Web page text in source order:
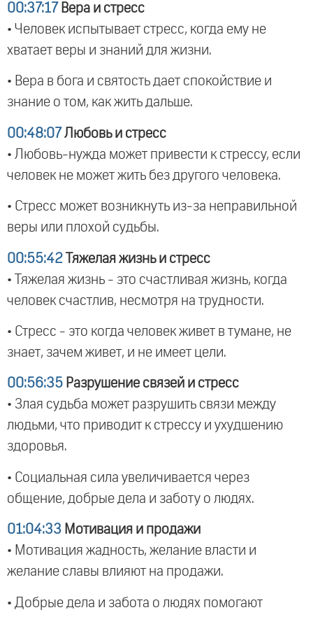
00:37:17 Вера и стресс
• Человек испытывает стресс, когда ему не
хватает веры и знаний для жизни.
• Вера в бога и святость дает спокойствие и
знание о том, как жить дальше.
00:48:07 Любовь и стресс
• Любовь-нужда может привести к стрессу, если
человек не может жить без другого человека.
• Стресс может возникнуть из-за неправильной
веры или плохой судьбы.
00:55:42 Тяжелая жизнь и стресс
• Тяжелая жизнь - это счастливая жизнь, когда
человек счастлив, несмотря на трудности.
• Стресс - это когда человек живет в тумане, не
знает, зачем живет, и не имеет цели.
00:56:35 Разрушение связей и стресс
• Злая судьба может разрушить связи между
людьми, что приводит к стрессу и ухудшению
здоровья.
• Социальная сила увеличивается через
общение, добрые дела и заботу о людях.
01:04:33 Мотивация и продажи
• Мотивация жадность, желание власти и
желание славы влияют на продажи.
• Добрые дела и забота о людях помогают